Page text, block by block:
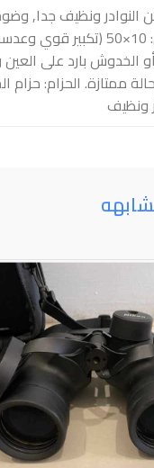
النوادر ونظيف جدا,
المقاس: 10×50
الخدوش بارد على
ممتازة. الحزام: حزام
ونظيف